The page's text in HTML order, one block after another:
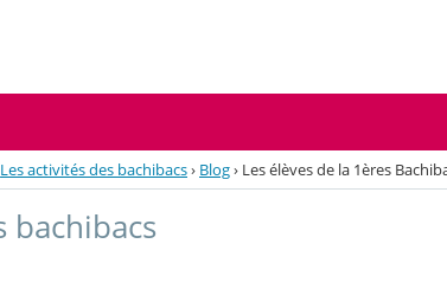
Les activités des bachibacs› Blog› Les élèves de la 1ères
bachibacs